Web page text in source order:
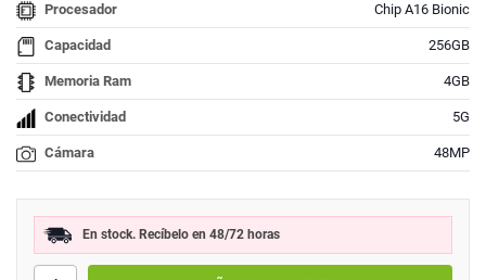
Procesador Chip A16 Bionic
Capacidad 256GB
Memoria Ram 4GB
Conectividad 5G
Cámara 48MP
En stock. Recíbelo en 48/72 horas